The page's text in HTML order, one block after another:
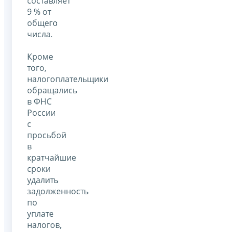
9 % от
общего
числа.
Кроме
того,
налогоплательщики
обращались
в ФНС
России
с
просьбой
в
кратчайшие
сроки
удалить
задолженность
по
уплате
налогов,